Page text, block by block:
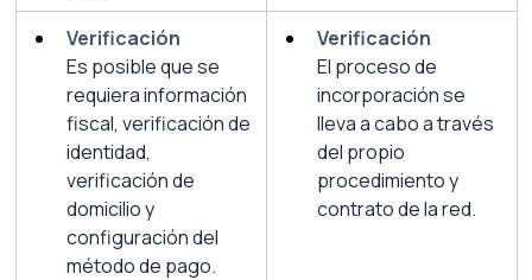
Verificación
Es posible que se
requiera información
fiscal, verificación de
identidad,
verificación de
domicilio y
configuración del
método de pago.
Verificación
El proceso de
incorporación se
lleva a cabo a través
del propio
procedimiento y
contrato de la red.